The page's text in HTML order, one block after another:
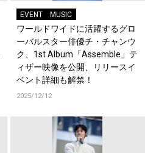
EVENT MUSIC
ワールドワイドに活躍するグロ
ーバルスター俳優チ・チャンウ
ク、1st Album「Assemble」テ
ィザー映像を公開、リリースイ
ベント詳細も解禁！
2025/12/12